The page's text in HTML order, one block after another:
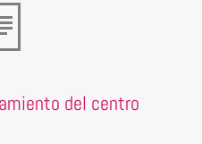
del centro